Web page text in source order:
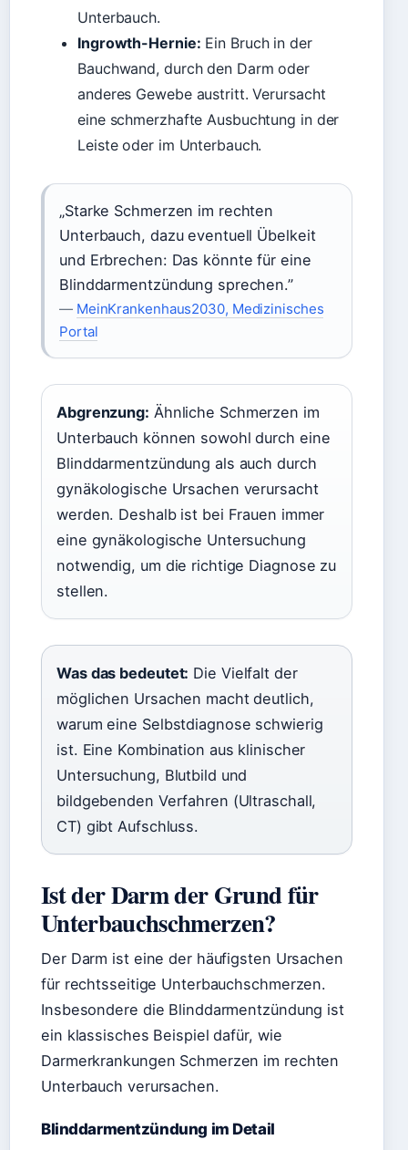
Unterbauch.
Ingrowth-Hernie: Ein Bruch in der
Bauchwand, durch den Darm oder
anderes Gewebe austritt. Verursacht
eine schmerzhafte Ausbuchtung in der
Leiste oder im Unterbauch.
„Starke Schmerzen im rechten
Unterbauch, dazu eventuell Übelkeit
und Erbrechen: Das könnte für eine
Blinddarmentzündung sprechen.”
— MeinKrankenhaus2030, Medizinisches
Portal
Abgrenzung: Ähnliche Schmerzen im
Unterbauch können sowohl durch eine
Blinddarmentzündung als auch durch
gynäkologische Ursachen verursacht
werden. Deshalb ist bei Frauen immer
eine gynäkologische Untersuchung
notwendig, um die richtige Diagnose zu
stellen.
Was das bedeutet: Die Vielfalt der
möglichen Ursachen macht deutlich,
warum eine Selbstdiagnose schwierig
ist. Eine Kombination aus klinischer
Untersuchung, Blutbild und
bildgebenden Verfahren (Ultraschall,
CT) gibt Aufschluss.
Ist der Darm der Grund für
Unterbauchschmerzen?
Der Darm ist eine der häufigsten Ursachen
für rechtsseitige Unterbauchschmerzen.
Insbesondere die Blinddarmentzündung ist
ein klassisches Beispiel dafür, wie
Darmerkrankungen Schmerzen im rechten
Unterbauch verursachen.
Blinddarmentzündung im Detail